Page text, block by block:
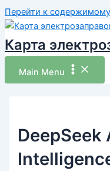
Перейти к содержимому
Карта
Main Menu